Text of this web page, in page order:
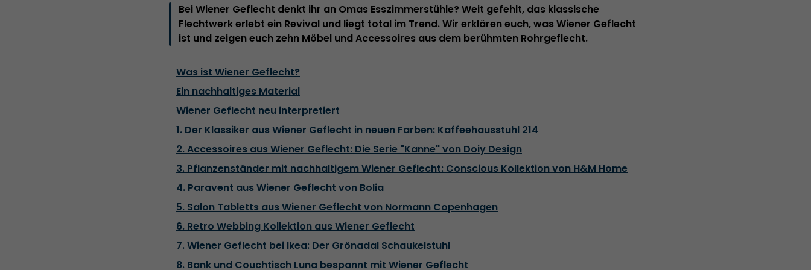
Bei Wiener Geflecht denkt ihr an Omas Esszimmerstühle? Weit gefehlt, das klassische
Flechtwerk erlebt ein Revival und liegt total im Trend. Wir erklären euch, was Wiener Geflecht
ist und zeigen euch zehn Möbel und Accessoires aus dem berühmten Rohrgeflecht.
Was ist Wiener Geflecht?
Ein nachhaltiges Material
Wiener Geflecht neu interpretiert
1. Der Klassiker aus Wiener Geflecht in neuen Farben: Kaffeehausstuhl 214
2. Accessoires aus Wiener Geflecht: Die Serie "Kanne" von Doiy Design
3. Pflanzenständer mit nachhaltigem Wiener Geflecht: Conscious Kollektion von H&M Home
4. Paravent aus Wiener Geflecht von Bolia
5. Salon Tabletts aus Wiener Geflecht von Normann Copenhagen
6. Retro Webbing Kollektion aus Wiener Geflecht
7. Wiener Geflecht bei Ikea: Der Grönadal Schaukelstuhl
8. Bank und Couchtisch Luna bespannt mit Wiener Geflecht